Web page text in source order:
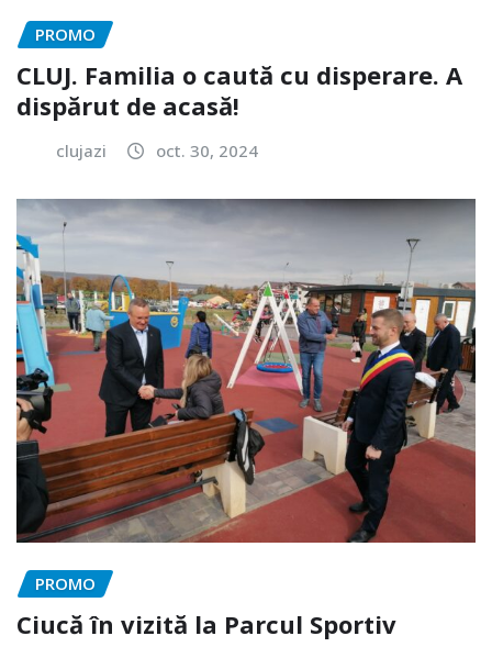
PROMO
CLUJ. Familia o caută cu disperare. A
dispărut de acasă!
clujazi oct. 30, 2024
PROMO
Ciucă în vizită la Parcul Sportiv